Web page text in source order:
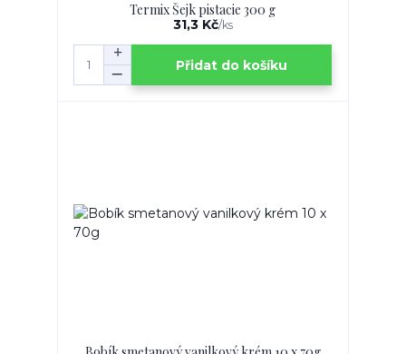
Termix Šejk pistacie 300 g
31,3 Kč/ks
Přidat do košíku